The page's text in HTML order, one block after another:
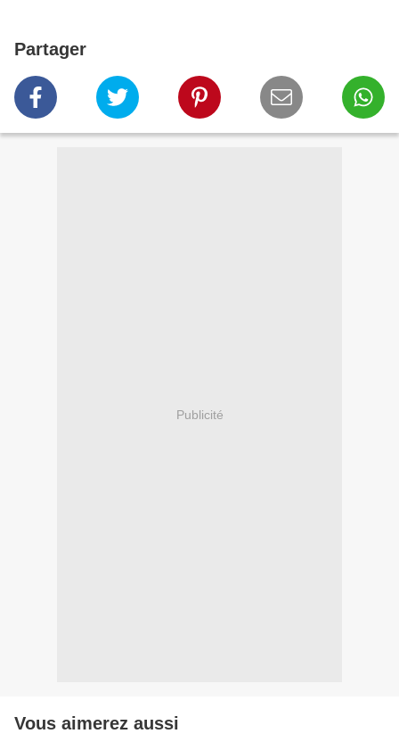
Partager
Publicité
Vous aimerez aussi